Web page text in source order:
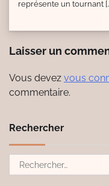
représente un tournant
Laisser un
Vous devez vous
commentaire.
Rechercher
Rechercher :